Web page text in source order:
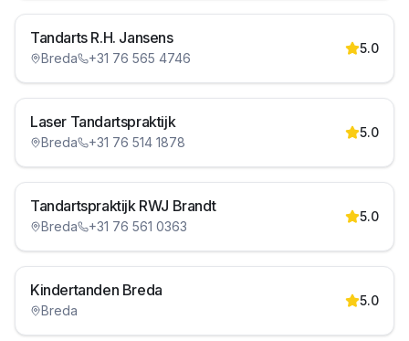
Tandarts R.H. Jansens
Breda +31 76 565 4746
5.0
Laser Tandartspraktijk
Breda +31 76 514 1878
5.0
Tandartspraktijk RWJ Brandt
Breda +31 76 561 0363
5.0
Kindertanden Breda
Breda
5.0